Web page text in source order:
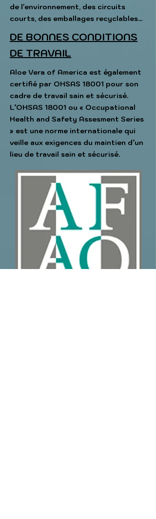
de l'environnement, des circuits
courts, des emballages recyclables...
DE BONNES CONDITIONS
DE TRAVAIL
Aloe Vera of America est également
certifié par OHSAS 18001 pour son
cadre de travail sain et sécurisé.
L’OHSAS 18001 ou « Occupational
Health and Safety Assesment Series
» est une norme internationale qui
veille aux exigences du maintien d’un
lieu de travail sain et sécurisé.